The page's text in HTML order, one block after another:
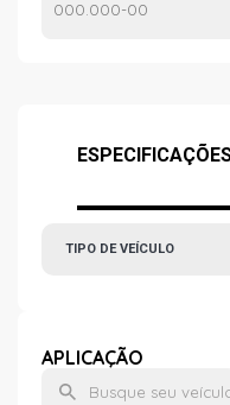
TIPO DE VEÍCULO
APLICAÇÃO